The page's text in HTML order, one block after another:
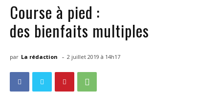
Course à pied :
des bienfaits multiples
par La rédaction - 2 juillet 2019 à 14h17